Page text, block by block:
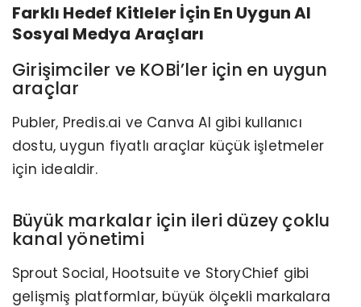
Farklı Hedef Kitleler İçin En Uygun AI
Sosyal Medya Araçları
Girişimciler ve KOBİ’ler için en uygun
araçlar
Publer, Predis.ai ve Canva AI gibi kullanıcı
dostu, uygun fiyatlı araçlar küçük işletmeler
için idealdir.
Büyük markalar için ileri düzey çoklu
kanal yönetimi
Sprout Social, Hootsuite ve StoryChief gibi
gelişmiş platformlar, büyük ölçekli markalara